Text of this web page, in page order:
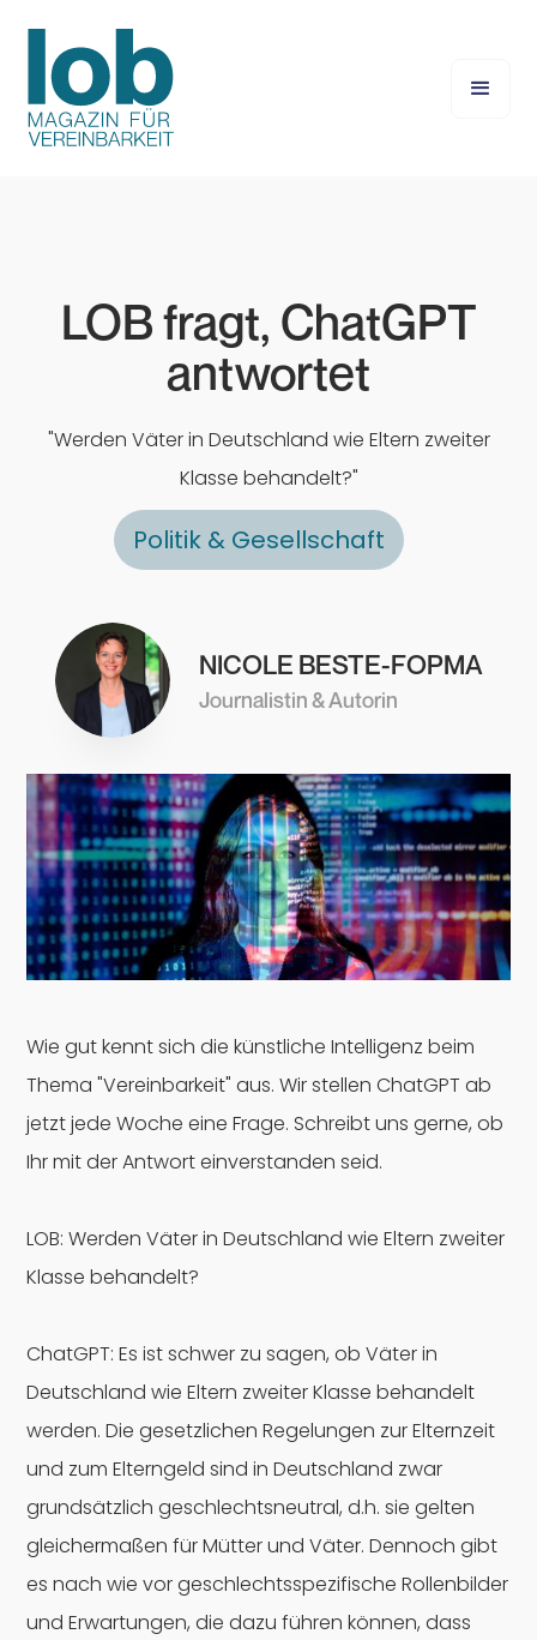
LOB fragt, ChatGPT
antwortet
"Werden Väter in Deutschland wie Eltern zweiter
Klasse behandelt?"
Politik & Gesellschaft
NICOLE BESTE-FOPMA
Journalistin & Autorin
Wie gut kennt sich die künstliche Intelligenz beim
Thema "Vereinbarkeit" aus. Wir stellen ChatGPT ab
jetzt jede Woche eine Frage. Schreibt uns gerne, ob
Ihr mit der Antwort einverstanden seid.
LOB: Werden Väter in Deutschland wie Eltern zweiter
Klasse behandelt?
ChatGPT: Es ist schwer zu sagen, ob Väter in
Deutschland wie Eltern zweiter Klasse behandelt
werden. Die gesetzlichen Regelungen zur Elternzeit
und zum Elterngeld sind in Deutschland zwar
grundsätzlich geschlechtsneutral, d.h. sie gelten
gleichermaßen für Mütter und Väter. Dennoch gibt
es nach wie vor geschlechtsspezifische Rollenbilder
und Erwartungen, die dazu führen können, dass